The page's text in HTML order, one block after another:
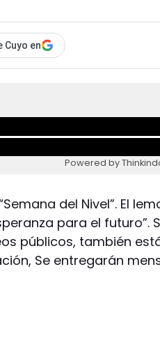
Cuyo en
Powered by
del Nivel”. El
para el futuro”.
públicos, también
Se entregarán